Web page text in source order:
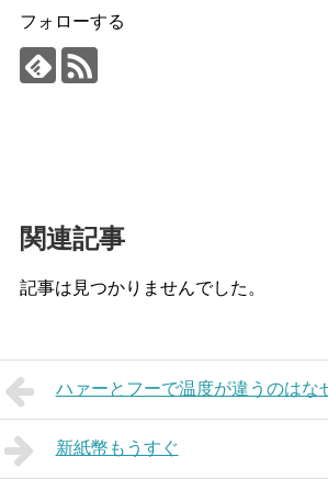
フォローする
関連記事
記事は見つかりませんでした。
ハァーとフーで温度が違うのはな
新紙幣もうすぐ